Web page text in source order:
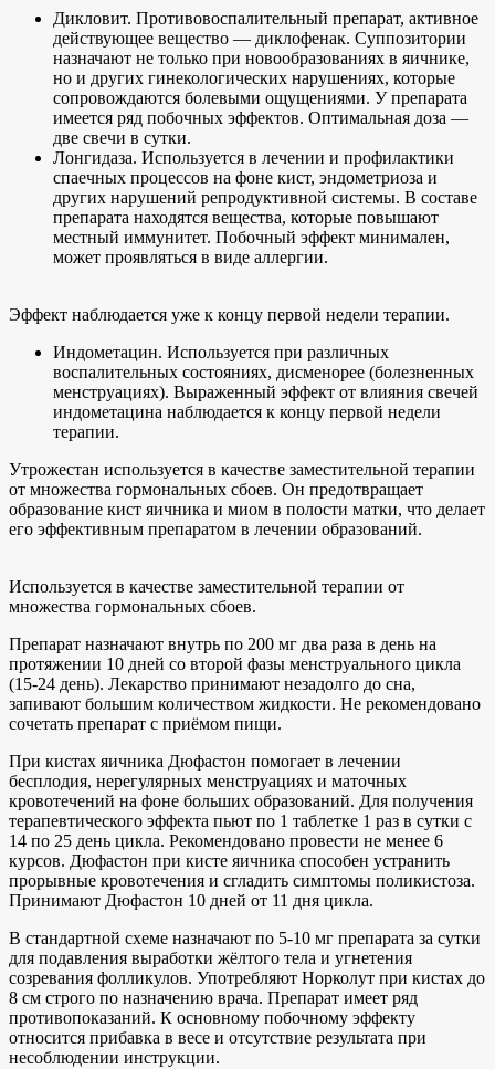
Дикловит. Противовоспалительный препарат, активное
действующее вещество — диклофенак. Суппозитории
назначают не только при новообразованиях в яичнике,
но и других гинекологических нарушениях, которые
сопровождаются болевыми ощущениями. У препарата
имеется ряд побочных эффектов. Оптимальная доза —
две свечи в сутки.
Лонгидаза. Используется в лечении и профилактики
спаечных процессов на фоне кист, эндометриоза и
других нарушений репродуктивной системы. В составе
препарата находятся вещества, которые повышают
местный иммунитет. Побочный эффект минимален,
может проявляться в виде аллергии.
Эффект наблюдается уже к концу первой недели терапии.
Индометацин. Используется при различных
воспалительных состояниях, дисменорее (болезненных
менструациях). Выраженный эффект от влияния свечей
индометацина наблюдается к концу первой недели
терапии.
Утрожестан используется в качестве заместительной терапии
от множества гормональных сбоев. Он предотвращает
образование кист яичника и миом в полости матки, что делает
его эффективным препаратом в лечении образований.
Используется в качестве заместительной терапии от
множества гормональных сбоев.
Препарат назначают внутрь по 200 мг два раза в день на
протяжении 10 дней со второй фазы менструального цикла
(15-24 день). Лекарство принимают незадолго до сна,
запивают большим количеством жидкости. Не рекомендовано
сочетать препарат с приёмом пищи.
При кистах яичника Дюфастон помогает в лечении
бесплодия, нерегулярных менструациях и маточных
кровотечений на фоне больших образований. Для получения
терапевтического эффекта пьют по 1 таблетке 1 раз в сутки с
14 по 25 день цикла. Рекомендовано провести не менее 6
курсов. Дюфастон при кисте яичника способен устранить
прорывные кровотечения и сгладить симптомы поликистоза.
Принимают Дюфастон 10 дней от 11 дня цикла.
В стандартной схеме назначают по 5-10 мг препарата за сутки
для подавления выработки жёлтого тела и угнетения
созревания фолликулов. Употребляют Норколут при кистах до
8 см строго по назначению врача. Препарат имеет ряд
противопоказаний. К основному побочному эффекту
относится прибавка в весе и отсутствие результата при
несоблюдении инструкции.